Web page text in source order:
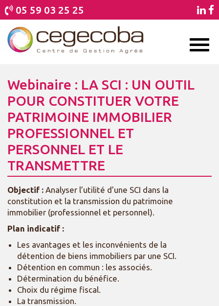
05 59 03 25 25
Webinaire : LA SCI : UN OUTIL
POUR CONSTITUER VOTRE
PATRIMOINE IMMOBILIER
PROFESSIONNEL ET
PERSONNEL ET LE
TRANSMETTRE
Objectif : Analyser l’utilité d’une SCI dans la
constitution et la transmission du patrimoine
immobilier (professionnel et personnel).
Plan indicatif :
Les avantages et les inconvénients de la
détention de biens immobiliers par une SCI.
Détention en commun : les associés.
Détermination du bénéfice.
Choix du régime fiscal.
La transmission.